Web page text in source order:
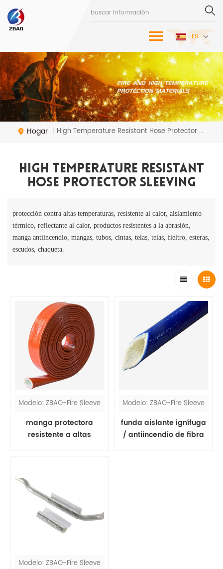
ES
Hogar | High Temperature Resistant Hose Protector Sleeving
High Temperature Resistant
Hose Protector Sleeving
protección contra altas temperaturas, resistente al calor, aislamiento
térmico, reflectante al calor, productos resistentes a la abrasión,
manga antiincendio, mangas, tubos, cintas, telas, telas, fieltro, esteras,
escudos, chaqueta.
Modelo: ZBAO-Fire Sleeve
manga protectora
resistente a altas
Modelo: ZBAO-Fire Sleeve
funda aislante ignífuga
/ antiincendio de fibra
Modelo: ZBAO-Fire Sleeve